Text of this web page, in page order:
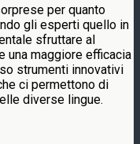
per quanto
gli esperti quello in
sfruttare al
una maggiore efficacia
strumenti innovativi
ci permettono di
diverse lingue.